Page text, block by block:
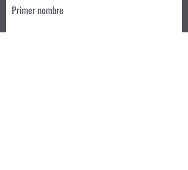
Primer nombre